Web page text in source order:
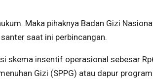
Maka pihaknya Badan Gizi
saat ini perbincangan.
skema insentif operasional sebesar
Gizi (SPPG) atau dapur